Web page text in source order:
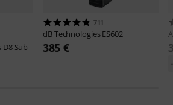
D8 Sub
711
dB TechnologiesES602
385 €